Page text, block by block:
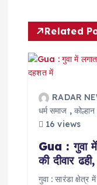
a
v
Related
RADAR
धर्म समाज ,कोल्हान
16 views
Gua : गुवा
की दीवार
गुवा : सारंडा क्षेत्र